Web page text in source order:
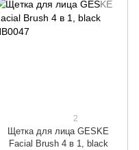
2
Щетка для лица GESKE
Facial Brush 4 в 1, black